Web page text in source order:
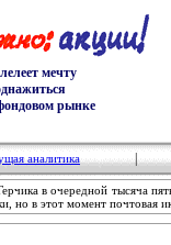
мечту
рынке
аналитика
в очередной тысяча
но в этот момент почтовая